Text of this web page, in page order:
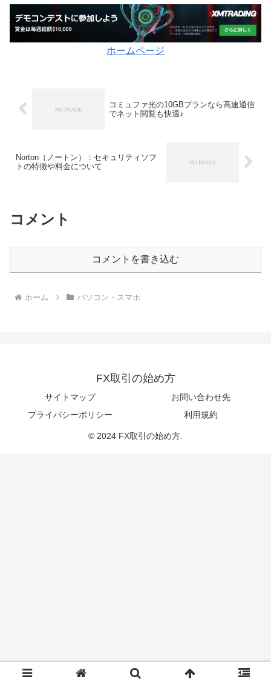
ホームページ
コミュファ光の10GBプランなら高速通信
でネット閲覧も快適♪
Norton（ノートン）：セキュリティソフ
トの特徴や料金について
コメント
コメントを書き込む
ホーム パソコン・スマホ
FX取引の始め方
サイトマップ
お問い合わせ先
プライバシーポリシー
利用規約
© 2024 FX取引の始め方.